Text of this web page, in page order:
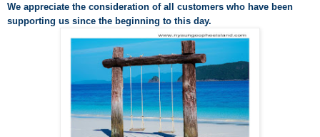
We appreciate the consideration of all customers who have been
supporting us since the beginning to this day.